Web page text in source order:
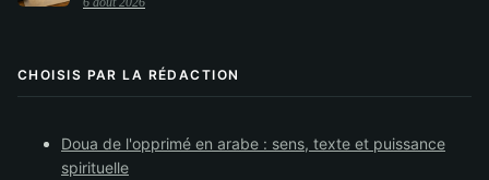
CHOISIS PAR LA RÉDACTION
Doua de l'opprimé en arabe : sens, texte et puissance
spirituelle